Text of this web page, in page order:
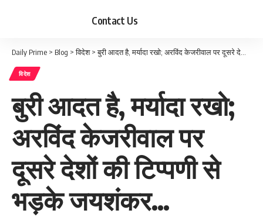
Contact Us
Daily Prime > Blog >विदेश>बुरी आदत है, मर्यादा रखो; अरविंद केजरीवाल पर दूसरे देशों की टिप्पणी से भड़के जयशंकर…
विदेश
बुरी आदत है, मर्यादा रखो;
अरविंद केजरीवाल पर
दूसरे देशों की टिप्पणी से
भड़के जयशंकर…